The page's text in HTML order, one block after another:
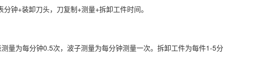
钟+装卸刀头，刀复制+测量+拆卸工件时间。
量为每分钟0.5次，波子测量为每分钟测量一次。拆卸工件为每件1-5分